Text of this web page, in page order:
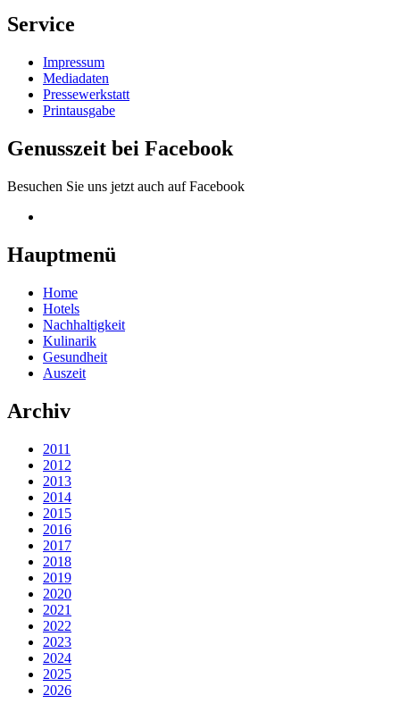
Service
Impressum
Mediadaten
Pressewerkstatt
Printausgabe
Genusszeit bei Facebook
Besuchen Sie uns jetzt auch auf Facebook
Hauptmenü
Home
Hotels
Nachhaltigkeit
Kulinarik
Gesundheit
Auszeit
Archiv
2011
2012
2013
2014
2015
2016
2017
2018
2019
2020
2021
2022
2023
2024
2025
2026